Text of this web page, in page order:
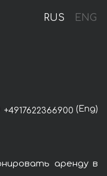
RUS ENG
+4917622366900 (Eng)
аренду в